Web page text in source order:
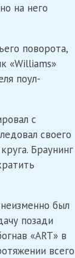
на него
поворота,
«Williams»
поул-
с
своего
Браунинг
был
позади
«ART» в
всего